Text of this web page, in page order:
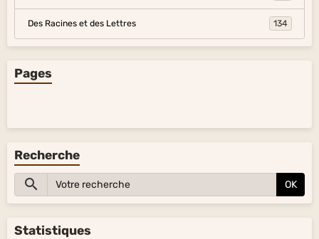
Des Racines et des Lettres 134
Pages
Recherche
OK
Statistiques